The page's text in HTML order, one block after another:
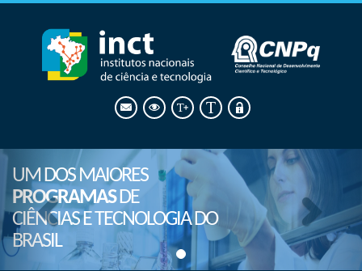
UM DOS MAIORES
PROGRAMASDE
CIÊNCIAS E TECNOLOGIA DO
BRASIL